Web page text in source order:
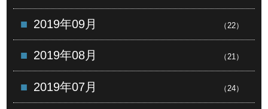
2019年09月 （22）
2019年08月 （21）
2019年07月 （24）